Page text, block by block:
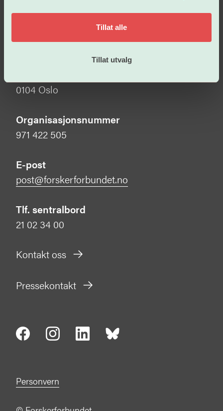
Tillat alle
Tillat utvalg
0166 Oslo
Postadresse
0104 Oslo
Organisasjonsnummer
971 422 505
E-post
post@forskerforbundet.no
Tlf. sentralbord
21 02 34 00
Kontakt oss
Pressekontakt
Personvern